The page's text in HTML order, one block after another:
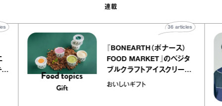
連載
トリエ
プ キャ
40
『BONEARTH（ボナース）
FOOD MARKET』のベジタ
ブルクラフトアイスクリーム
｜真野知子の「おいしいギフ
おいしいギフト
36